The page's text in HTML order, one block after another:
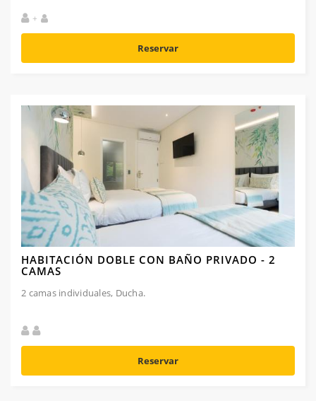
+
Reservar
HABITACIÓN DOBLE CON BAÑO PRIVADO - 2
CAMAS
2 camas individuales, Ducha.
Reservar